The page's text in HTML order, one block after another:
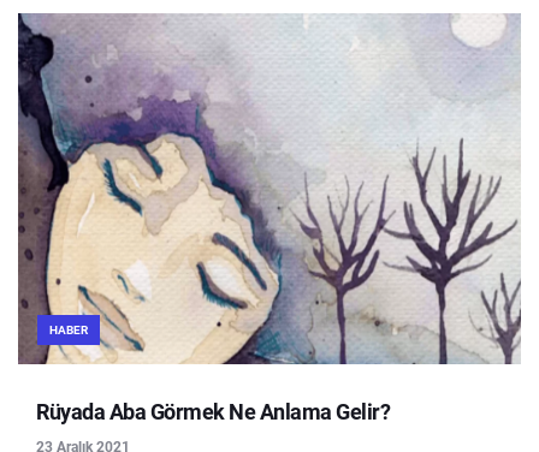
HABER
Rüyada Aba Görmek Ne Anlama Gelir?
23 Aralık 2021